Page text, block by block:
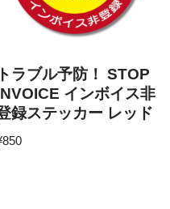
トラブル予防！ STOP
インボイス非
録ステッカー レッド
850